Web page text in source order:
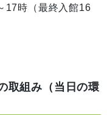
時（最終入館16
取組み（当日の環